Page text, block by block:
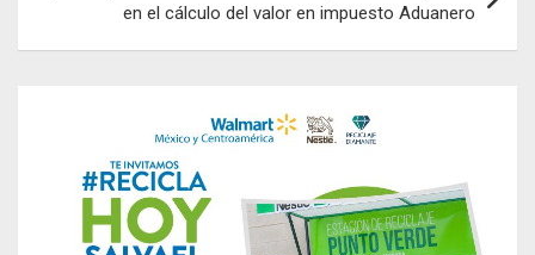
en el cálculo del valor en impuesto Aduanero